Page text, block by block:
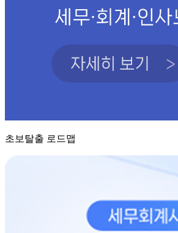
초보탈출 로드맵